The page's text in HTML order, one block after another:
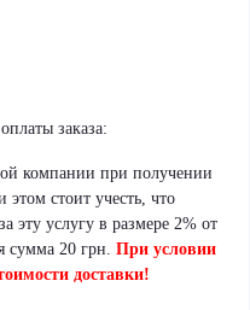
заказа:
компании при получении
этом стоит учесть, что
эту услугу в размере 2% от
сумма 20 грн. При условии
доставки!